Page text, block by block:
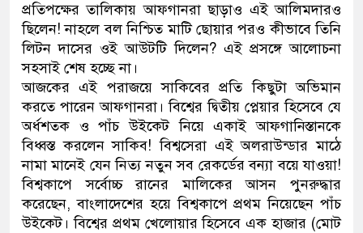
ডাকাতির প্রস্তুতিকালে দুইজনকে
থানা পুলিশ
প্রতিপক্ষের তালিকায় আফগানরা ছাড়াও এই আলিমদারও
ছিলেন! নাহলে বল নিশ্চিত মাটি ছোয়ার পরও কীভাবে তিনি
লিটন দাসের ওই আউটটি দিলেন? এই প্রসঙ্গে আলোচনা
সহসাই শেষ হচ্ছে না।
আজকের এই পরাজয়ে সাকিবের প্রতি কিছুটা অভিমান
করতে পারেন আফগানরা। বিশ্বের দ্বিতীয় প্লেয়ার হিসেবে যে
অর্ধশতক ও পাঁচ উইকেট নিয়ে একাই আফগানিস্তানকে
বিধ্বস্ত করলেন সাকিব! বিশ্বসেরা এই অলরাউন্ডার মাঠে
নামা মানেই যেন নিত্য নতুন সব রেকর্ডের বন্যা বয়ে যাওয়া!
বিশ্বকাপে সর্বোচ্চ রানের মালিকের আসন পুনরুদ্ধার
করেছেন, বাংলাদেশের হয়ে বিশ্বকাপে প্রথম নিয়েছেন পাঁচ
উইকেট। বিশ্বের প্রথম খেলোয়ার হিসেবে এক হাজার (মোট